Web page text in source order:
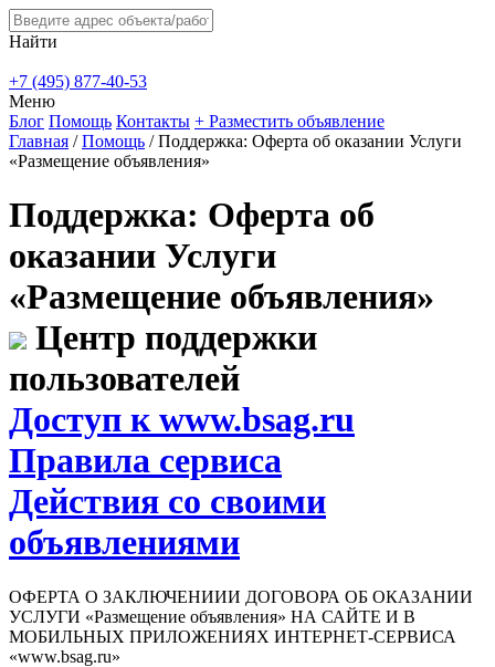
Найти
+7 (495) 877-40-53
Меню
Блог Помощь Контакты + Разместить объявление
Главная / Помощь / Поддержка: Оферта об оказании Услуги
«Размещение объявления»
Поддержка: Оферта об
оказании Услуги
«Размещение объявления»
Центр поддержки
пользователей
Доступ к www.bsag.ru
Правила сервиса
Действия со своими
объявлениями
ОФЕРТА О ЗАКЛЮЧЕНИИИ ДОГОВОРА ОБ ОКАЗАНИИ
УСЛУГИ «Размещение объявления» НА САЙТЕ И В
МОБИЛЬНЫХ ПРИЛОЖЕНИЯХ ИНТЕРНЕТ-СЕРВИСА
«www.bsag.ru»